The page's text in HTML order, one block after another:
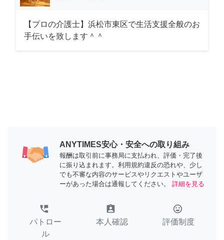
【プロの介護士】浜松市東区で生活支援全般のお
手伝いを致します＾＾
ANYTIMES安心・安全への取り組み
報酬は取引前に事務局に支払われ、評価・完了後
に振り込まれます。利用規約違反の恐れや、少し
でも不審な内容のサービスやリクエストやユーザ
ーがあった場合は通報してください。
詳細を見る
perm_phone_msg
パトロー
ル
assignment_ind
本人確認
tag_faces
評価制度